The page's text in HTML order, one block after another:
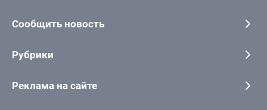
Сообщить новость
Рубрики
Реклама на сайте